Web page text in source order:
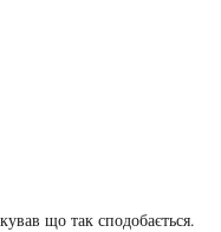
що так сподобається.